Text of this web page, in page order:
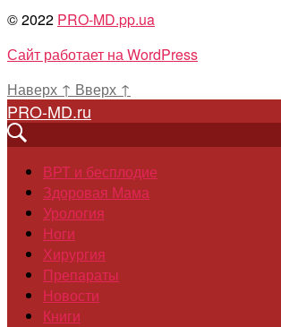
© 2022 PRO-MD.pp.ua
Сайт работает на WordPress
Наверх ↑ Вверх ↑
PRO-MD.ru
ВРТ и бесплодие
Здоровая Мама
Урология
Ноги
Хирургия
Препараты
Новости
Книги